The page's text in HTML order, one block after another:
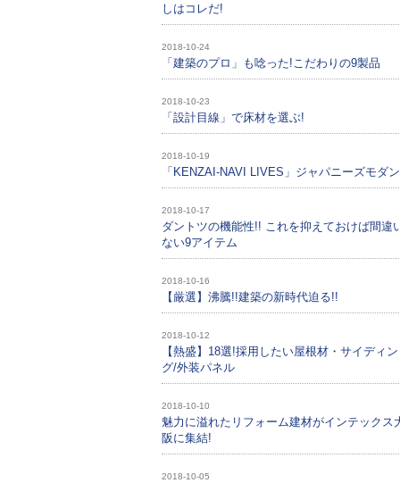
しはコレだ!
2018-10-24
「建築のプロ」も唸った!こだわりの9製品
2018-10-23
「設計目線」で床材を選ぶ!
2018-10-19
「KENZAI-NAVI LIVES」ジャパニーズモダン
2018-10-17
ダントツの機能性!! これを抑えておけば間違
ない9アイテム
2018-10-16
【厳選】沸騰!!建築の新時代迫る!!
2018-10-12
【熱盛】18選!採用したい屋根材・サイディン
グ/外装パネル
2018-10-10
魅力に溢れたリフォーム建材がインテックス
阪に集結!
2018-10-05